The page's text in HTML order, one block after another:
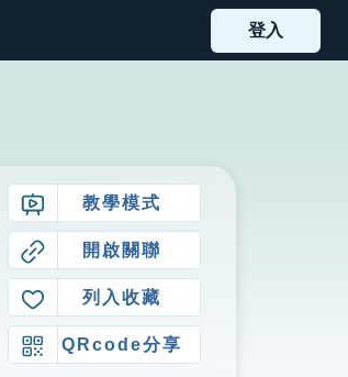
登入
教學模式
開啟關聯
列入收藏
QRcode分享